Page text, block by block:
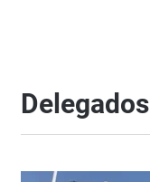
Delegados